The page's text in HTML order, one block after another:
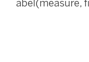
abel(measure,